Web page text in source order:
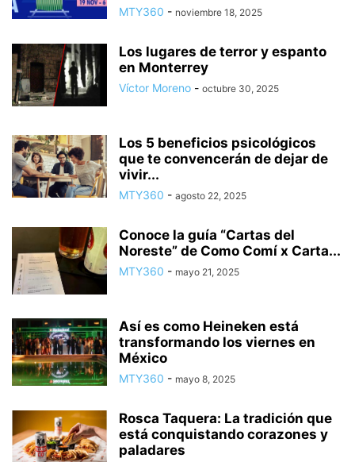
MTY360 - noviembre 18, 2025
Los lugares de terror y espanto
en Monterrey
Víctor Moreno - octubre 30, 2025
Los 5 beneficios psicológicos
que te convencerán de dejar de
vivir...
MTY360 - agosto 22, 2025
Conoce la guía “Cartas del
Noreste” de Como Comí x Carta...
MTY360 - mayo 21, 2025
Así es como Heineken está
transformando los viernes en
México
MTY360 - mayo 8, 2025
Rosca Taquera: La tradición que
está conquistando corazones y
paladares